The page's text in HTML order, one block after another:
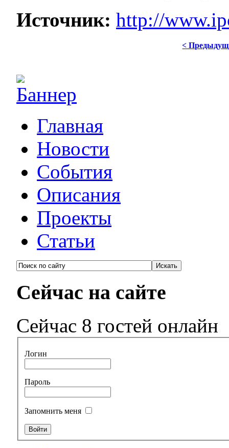
Источник: http://
<
Главная
Новости
События
Описания
Проекты
Статьи
Сейчас на сайте
Сейчас 8 гостей онлайн
Логин
Пароль
Запомнить меня